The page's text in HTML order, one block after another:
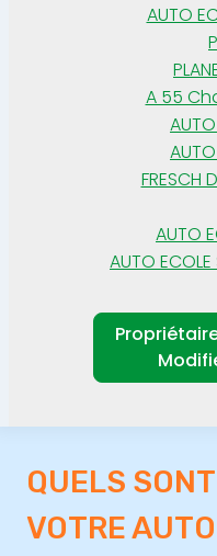
AUTO
A 55
FRESCH
AUTO
AUTO ECOLE
QUELS
VOTRE